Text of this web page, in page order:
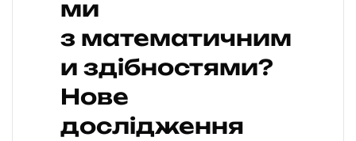
ми
з математичним
и здібностями?
Нове
дослідження